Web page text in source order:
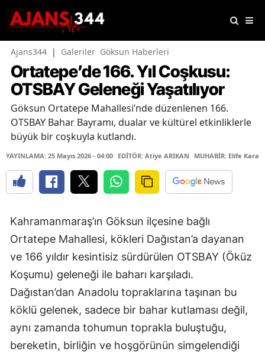
Ajans344 | Galeriler Göksun Haberleri
Ortatepe’de 166. Yıl Coşkusu:
OTSBAY Geleneği Yaşatılıyor
Göksun Ortatepe Mahallesi’nde düzenlenen 166.
OTSBAY Bahar Bayramı, dualar ve kültürel etkinliklerle
büyük bir coşkuyla kutlandı.
YAYINLAMA: 25 Mayıs 2026 - 04:00 EDİTÖR: Atiye ARIKAN MUHABİR: Elife
Kahramanmaraş’ın Göksun ilçesine bağlı
Ortatepe Mahallesi, kökleri Dağıstan’a dayanan
ve 166 yıldır kesintisiz sürdürülen OTSBAY (Öküz
Koşumu) geleneği ile baharı karşıladı.
Dağıstan’dan Anadolu topraklarına taşınan bu
köklü gelenek, sadece bir bahar kutlaması değil,
aynı zamanda tohumun toprakla buluştuğu,
bereketin, birliğin ve hoşgörünün simgelendiği